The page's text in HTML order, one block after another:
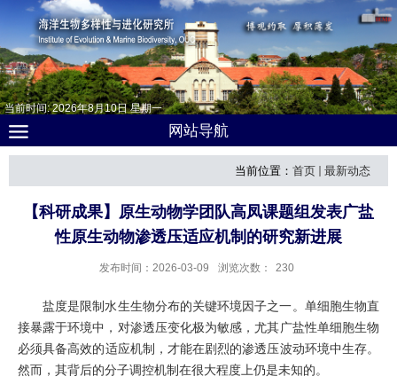
网站导航
当前时间:2026年8月10日星期一
当前位置： 首页 最新动态
【科研成果】原生动物学团队高凤课题组发表广盐
性原生动物渗透压适应机制的研究新进展
发布时间：2026-03-09 浏览次数： 230
盐度是限制水生生物分布的关键环境因子之一。单细胞生物直
接暴露于环境中，对渗透压变化极为敏感，尤其广盐性单细胞生物
必须具备高效的适应机制，才能在剧烈的渗透压波动环境中生存。
然而，其背后的分子调控机制在很大程度上仍是未知的。